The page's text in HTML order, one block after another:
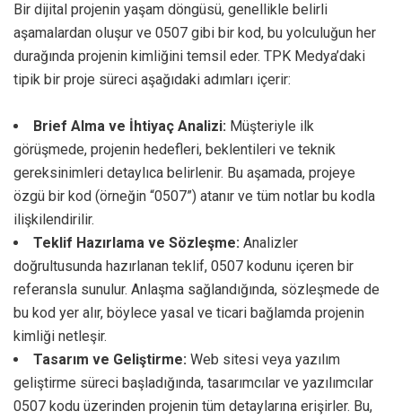
Bir dijital projenin yaşam döngüsü, genellikle belirli
aşamalardan oluşur ve 0507 gibi bir kod, bu yolculuğun her
durağında projenin kimliğini temsil eder. TPK Medya’daki
tipik bir proje süreci aşağıdaki adımları içerir:
Brief Alma ve İhtiyaç Analizi: Müşteriyle ilk
görüşmede, projenin hedefleri, beklentileri ve teknik
gereksinimleri detaylıca belirlenir. Bu aşamada, projeye
özgü bir kod (örneğin “0507”) atanır ve tüm notlar bu kodla
ilişkilendirilir.
Teklif Hazırlama ve Sözleşme: Analizler
doğrultusunda hazırlanan teklif, 0507 kodunu içeren bir
referansla sunulur. Anlaşma sağlandığında, sözleşmede de
bu kod yer alır, böylece yasal ve ticari bağlamda projenin
kimliği netleşir.
Tasarım ve Geliştirme: Web sitesi veya yazılım
geliştirme süreci başladığında, tasarımcılar ve yazılımcılar
0507 kodu üzerinden projenin tüm detaylarına erişirler. Bu,